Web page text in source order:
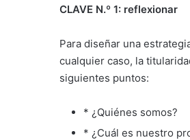
CLAVE N.º 1: reflexionar
Para diseñar una
cualquier caso, la
siguientes puntos:
* ¿Quiénes somos?
* ¿Cuál es nuestro